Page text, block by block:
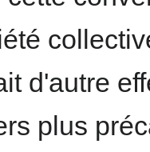
d'autre
plus